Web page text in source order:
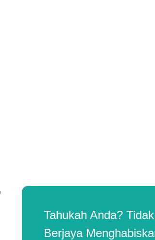
Tahukah Anda?
Berjaya